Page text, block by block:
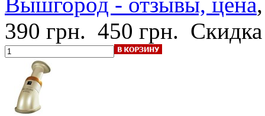
390 грн. 450 грн.